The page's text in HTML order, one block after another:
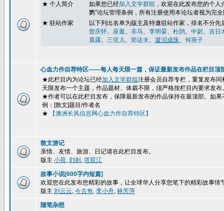
★ 个人简介
如果您已经加入文学群组 ， 欢迎在此发布您的个人
鹦”论坛管理条例，所有注册使用本论坛者视为完
★ 驻站作家
以下列出名单为版主及特邀驻站作家，排名不分先
曾庆怀、 巫逖、 非马、 李明晏、 杜鹃、 中尉、 吉日
晨露、 三弦儿、 郑达夫、 凝泪成珠、 何燕子
心血力作自荐特区——每人每天限一篇，保证最新发布作品在栏目顶
★此栏目内为论坛已经加入文学群组注册会员自荐专栏，重复发布
天限发布一个主题，作品题材、体裁不限，须严格按栏目内要求发布
★作者可以在此栏目发布，保障最新发布的作品保持在最顶部。如
例：[散文]题目/作者名
★ 【澳洲长风信息网心血力作自荐特区】
散文游记
亲情、友情、旅游、日记请在此栏目发布。
版主 小荷, 刘剡 , 塔双江
故事小说[600字内短篇]
欢迎您在此发布您精彩的故事，让全球华人分享您笔下的精彩故事情
版主 刘云云, 今古奇, 李小舟, 林芳萍
随笔杂想